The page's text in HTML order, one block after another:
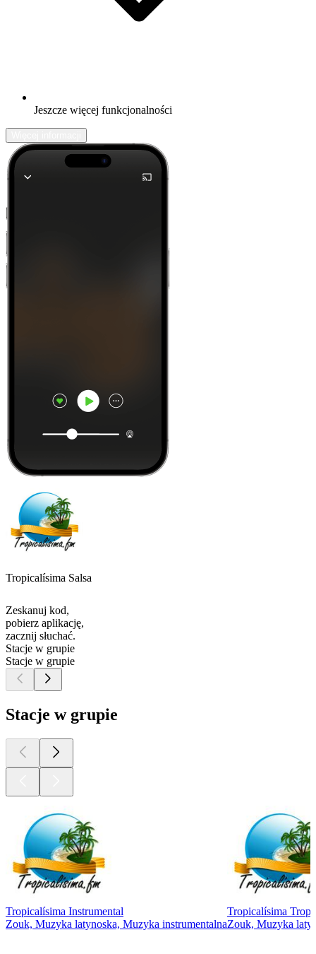
Jeszcze więcej funkcjonalności
Tropicalísima Salsa
Zeskanuj kod,
pobierz aplikację,
zacznij słuchać.
Stacje w grupie
Stacje w grupie
Stacje w grupie
Tropicalísima Instrumental
Zouk, Muzyka latynoska, Muzyka instrumentalna
Tropicalísima
Zouk, Muzyka